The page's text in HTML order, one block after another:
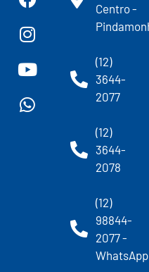
Centro -
(12)
3644-
2077
(12)
3644-
2078
(12)
98844-
2077 -
WhatsApp